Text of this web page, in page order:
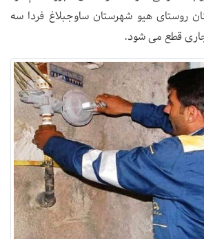
روستای هیو شهرستان ساوجبلاغ فردا سه
قطع می شود.